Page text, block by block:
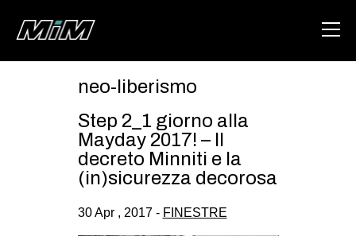
ABOUT
neo-liberismo
Step 2_1 giorno alla
Mayday 2017! – Il
decreto Minniti e la
(in)sicurezza decorosa
30 Apr , 2017 - FINESTRE